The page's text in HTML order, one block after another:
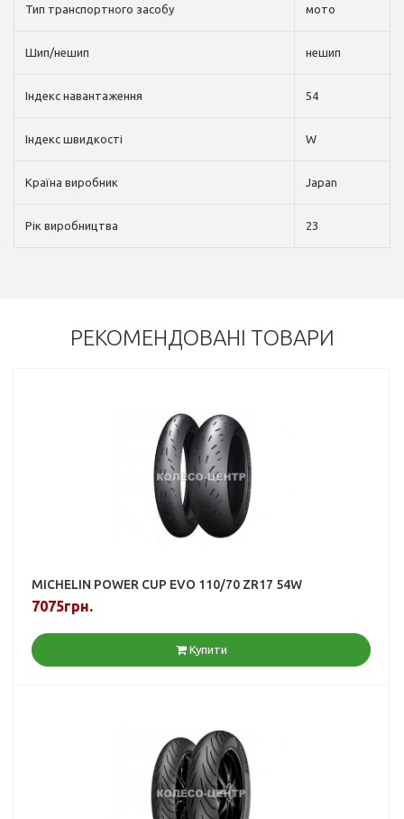
Тип транспортного засобу мото
Шип/нешип нешип
Індекс навантаження 54
Індекс швидкості W
Країна виробник Japan
Рік виробництва 23
РЕКОМЕНДОВАНІ ТОВАРИ
MICHELIN POWER CUP EVO 110/70 ZR17 54W
7075грн.
Купити